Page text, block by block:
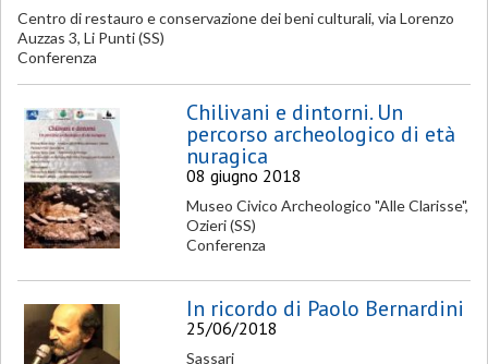
Centro di restauro e conservazione dei beni culturali, via Lorenzo
Auzzas 3, Li Punti (SS)
Conferenza
Chilivani e dintorni. Un
percorso archeologico di età
nuragica
08 giugno 2018
Museo Civico Archeologico "Alle Clarisse",
Ozieri (SS)
Conferenza
In ricordo di Paolo Bernardini
25/06/2018
Sassari